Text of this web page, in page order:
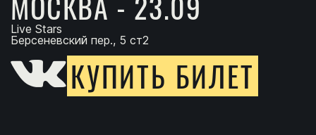
Live Stars
Берсеневский пер., 5 ст2
КУПИТЬ БИЛЕТ